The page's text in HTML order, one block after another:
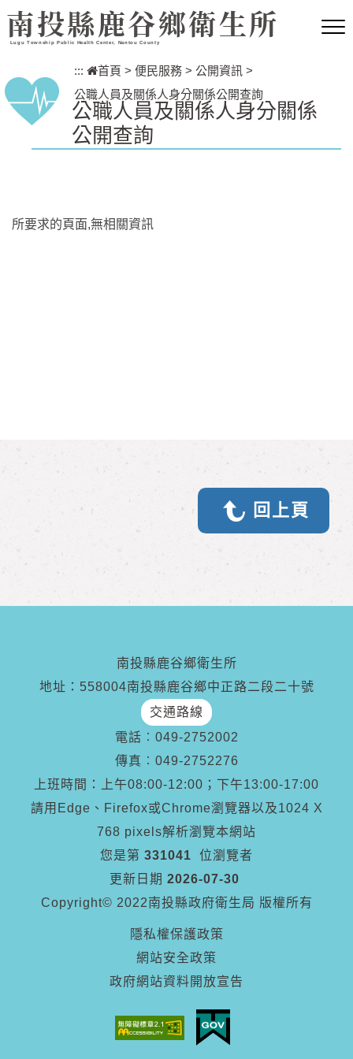
跳到主要內容區塊
南投縣鹿谷鄉衛生所
Lugu Township Public Health Center, Nantou County
::: 首頁 > 便民服務 > 公開資訊 >
公職人員及關係人身分關係公開查詢
公職人員及關係人身分關係
公開查詢
所要求的頁面,無相關資訊
回上頁
南投縣鹿谷鄉衛生所
地址：558004南投縣鹿谷鄉中正路二段二十號
交通路線
電話︰ 049-2752002
傳真︰ 049-2752276
上班時間：上午08:00-12:00；下午13:00-17:00
請用Edge、Firefox或Chrome瀏覽器以及1024 X
768 pixels解析瀏覽本網站
您是第 331041
位瀏覽者
更新日期 2026-07-30
Copyright© 2022南投縣政府衛生局 版權所有
隱私權保護政策
網站安全政策
政府網站資料開放宣告